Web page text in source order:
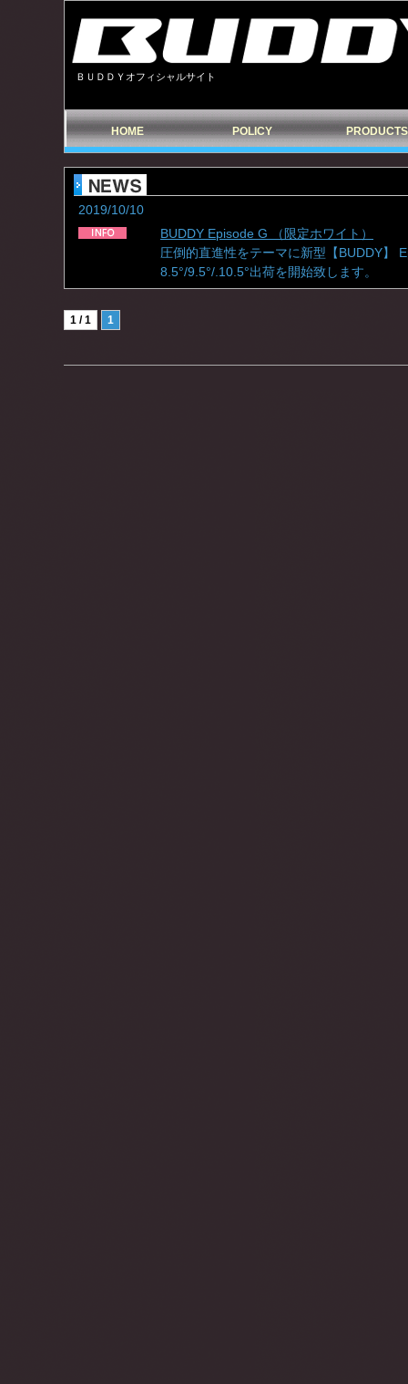
ＢＵＤＤＹオフィシャルサイト
HOME POLICY PRODUCTS
2019/10/10
BUDDY Episode G （限定ホワイト）
圧倒的直進性をテーマに新型【BUDDY
8.5°/9.5°/.10.5°出荷を開始致します。
1 / 1 1